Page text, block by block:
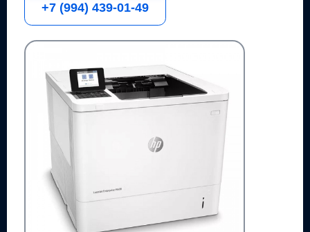
+7 (994) 439-01-49